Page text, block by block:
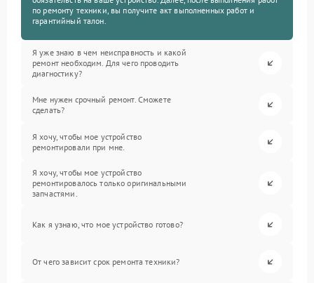
по ремонту техники, вы получите акт выполненных работ и
гарантийный талон.
Я уже знаю в чем неисправность и какой
ремонт необходим. Для чего проводить
диагностику?
Мне нужен срочный ремонт. Сможете
сделать?
Я хочу, чтобы мое устройство
ремонтировали при мне.
Я хочу, чтобы мое устройство
ремонтировалось только оригинальными
запчастями.
Как я узнаю, что мое устройство готово?
От чего зависит срок ремонта техники?